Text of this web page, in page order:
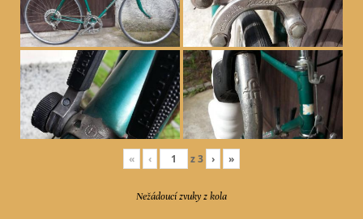
« ‹ z3 › »
Nežádoucí zvuky z kola